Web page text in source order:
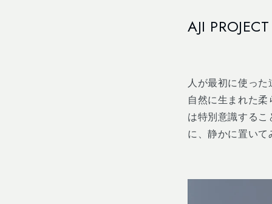
AJI PROJECT
人が最初に使っ
自然に生まれた
は特別意識する
に、静かに置い